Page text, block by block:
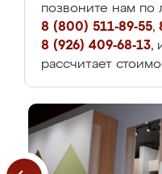
позвоните нам
8 (800) 511-89-55,
8 (926) 409-68-13,
рассчитает